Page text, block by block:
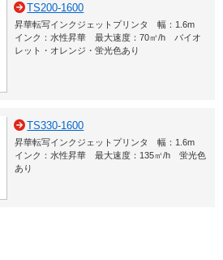
TS200-1600
昇華転写インクジェットプリンタ 幅：1.6m
インク：水性昇華 最大速度：70㎡/h バイオ
レット・オレンジ・蛍光色あり
TS330-1600
昇華転写インクジェットプリンタ 幅：1.6m
インク：水性昇華 最大速度：135㎡/h 蛍光色
あり